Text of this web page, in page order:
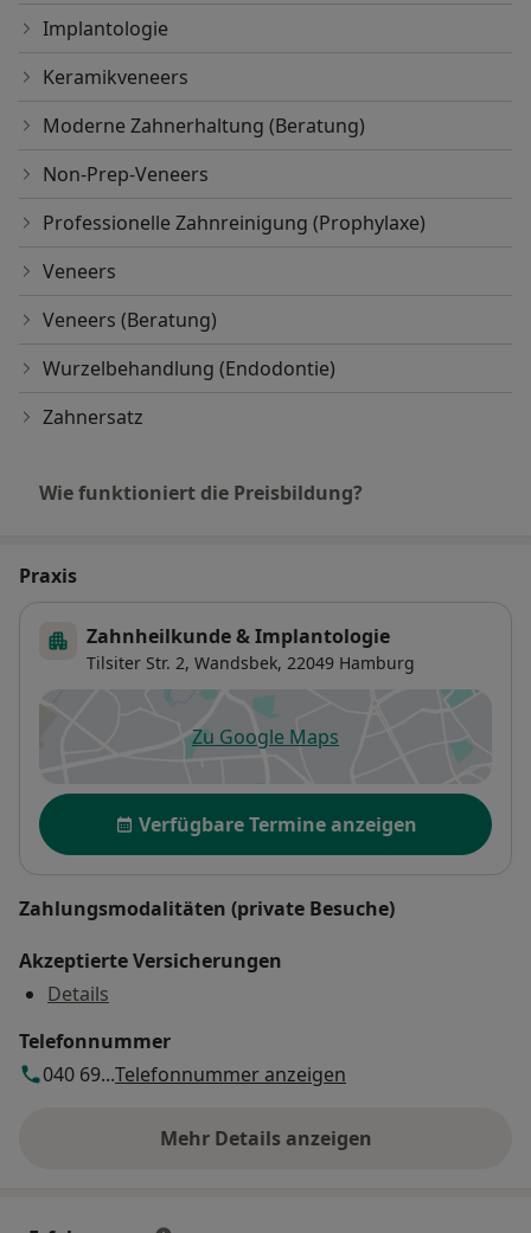
Implantologie
Keramikveneers
Moderne Zahnerhaltung (Beratung)
Non-Prep-Veneers
Professionelle Zahnreinigung (Prophylaxe)
Veneers
Veneers (Beratung)
Wurzelbehandlung (Endodontie)
Zahnersatz
Wie funktioniert die Preisbildung?
Praxis
Zahnheilkunde & Implantologie
Tilsiter Str. 2, Wandsbek, 22049 Hamburg
Zu Google Mapsöffnet in einer neuen
Verfügbarkeit
Verfügbare Termine anzeigen
Zahlungsmodalitäten (private Besuche)
Akzeptierte Versicherungen
Details
Telefonnummer
040 69...Telefonnummer anzeigen
Mehr Details anzeigen
über die Adresse